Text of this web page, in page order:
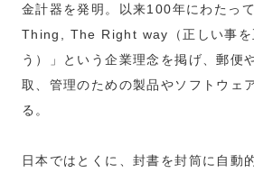
金計器を発明。以来100年にわたっ
Thing, The Right way（正しい事を
う）」という企業理念を掲げ、郵便
取、管理のための製品やソフトウェ
る。
日本ではとくに、封書を封筒に自動